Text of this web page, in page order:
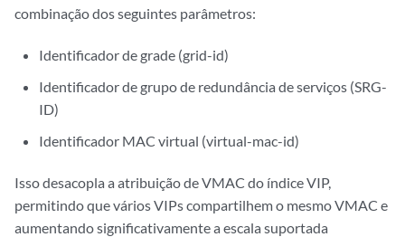
combinação dos seguintes parâmetros:
Identificador de grade (grid-id)
Identificador de grupo de redundância de serviços (SRG-
ID)
Identificador MAC virtual (virtual-mac-id)
Isso desacopla a atribuição de VMAC do índice VIP,
permitindo que vários VIPs compartilhem o mesmo VMAC e
aumentando significativamente a escala suportada